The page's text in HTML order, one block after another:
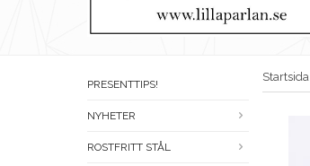
PRESENTTIPS!
NYHETER
ROSTFRITT STÅL
Startsida